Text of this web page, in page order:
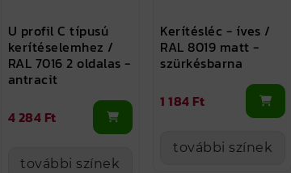
U profil C típusú
kerítéselemhez /
RAL 7016 2 oldalas -
antracit
4 284 Ft
további színek
Kerítésléc - íves /
RAL 8019 matt -
szürkésbarna
1 184 Ft
további színek